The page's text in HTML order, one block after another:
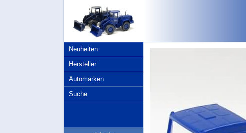
Neuheiten
Hersteller
Automarken
Suche